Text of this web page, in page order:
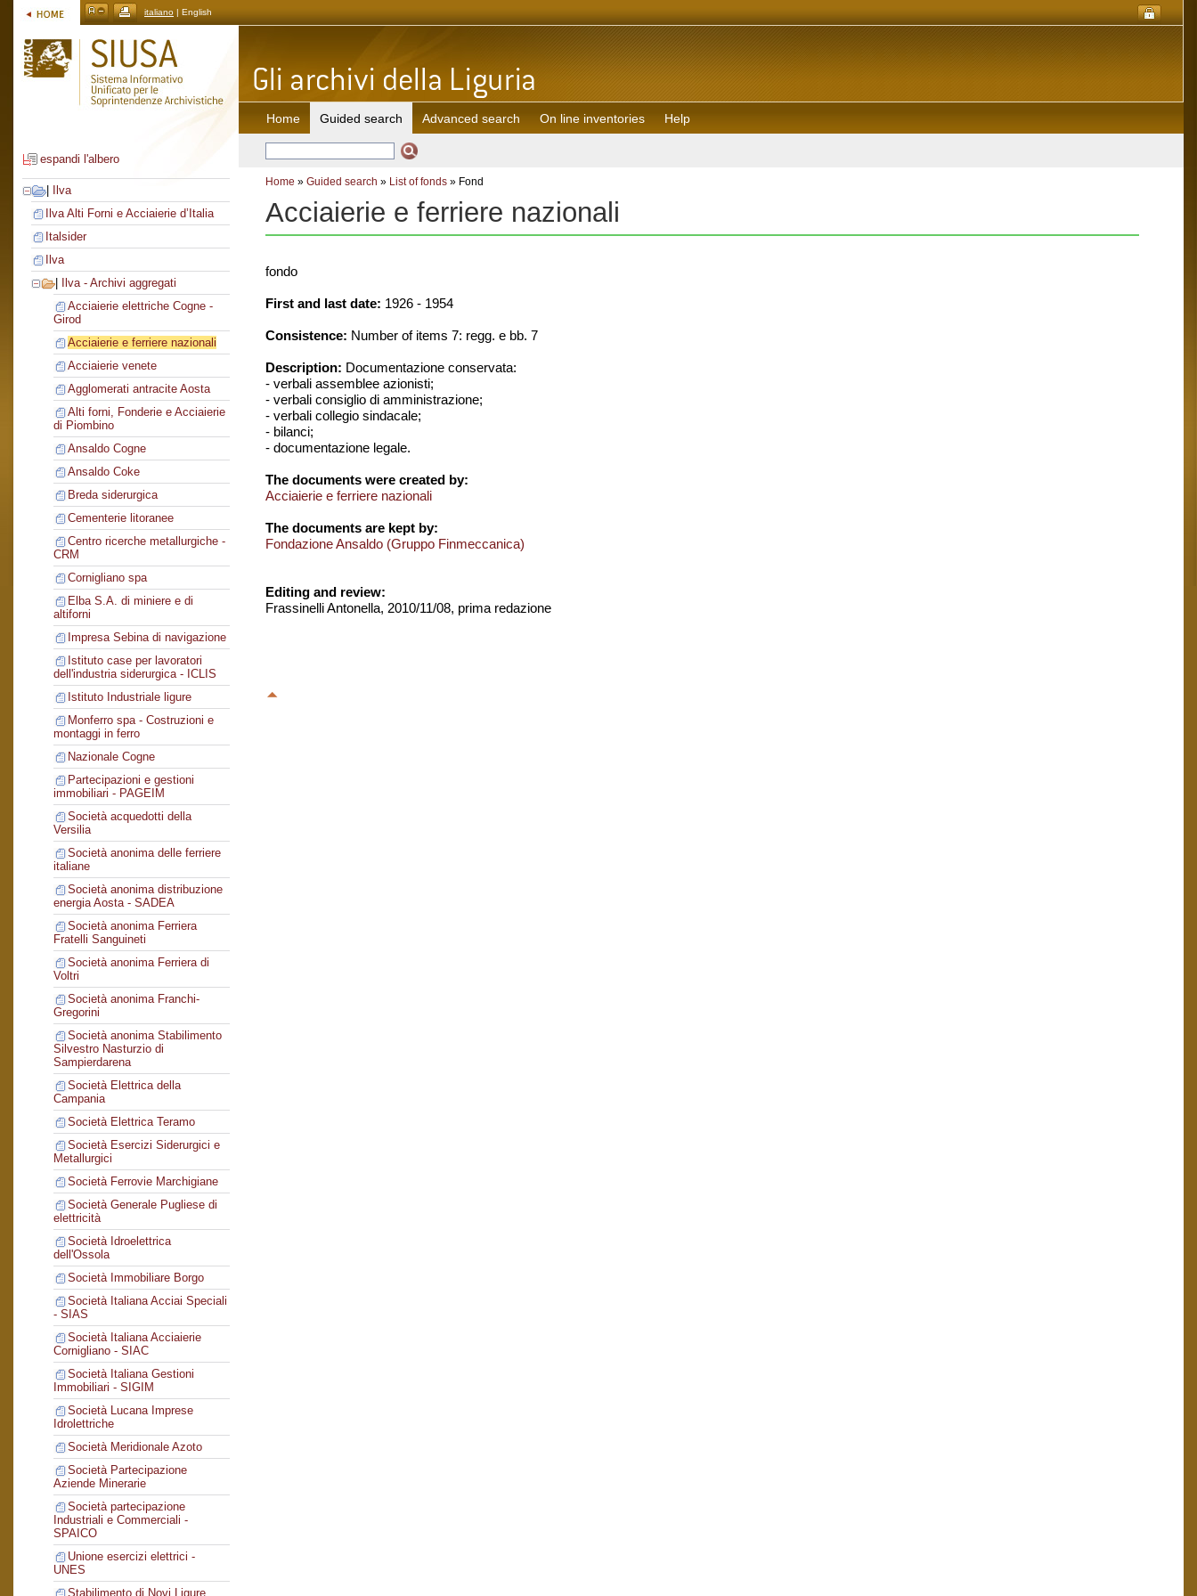
italiano | English
espandi l'albero
Ilva
Ilva Alti Forni e Acciaierie d’Italia
Italsider
Ilva
Ilva - Archivi aggregati
Acciaierie elettriche Cogne -
Girod
Acciaierie e ferriere nazionali
Acciaierie venete
Agglomerati antracite Aosta
Alti forni, Fonderie e Acciaierie
di Piombino
Ansaldo Cogne
Ansaldo Coke
Breda siderurgica
Cementerie litoranee
Centro ricerche metallurgiche -
CRM
Cornigliano spa
Elba S.A. di miniere e di
altiforni
Impresa Sebina di navigazione
Istituto case per lavoratori
dell'industria siderurgica - ICLIS
Istituto Industriale ligure
Monferro spa - Costruzioni e
montaggi in ferro
Nazionale Cogne
Partecipazioni e gestioni
immobiliari - PAGEIM
Società acquedotti della
Versilia
Società anonima delle ferriere
italiane
Società anonima distribuzione
energia Aosta - SADEA
Società anonima Ferriera
Fratelli Sanguineti
Società anonima Ferriera di
Voltri
Società anonima Franchi-
Gregorini
Società anonima Stabilimento
Silvestro Nasturzio di
Sampierdarena
Società Elettrica della
Campania
Società Elettrica Teramo
Società Esercizi Siderurgici e
Metallurgici
Società Ferrovie Marchigiane
Società Generale Pugliese di
elettricità
Società Idroelettrica
dell'Ossola
Società Immobiliare Borgo
Società Italiana Acciai Speciali
- SIAS
Società Italiana Acciaierie
Cornigliano - SIAC
Società Italiana Gestioni
Immobiliari - SIGIM
Società Lucana Imprese
Idrolettriche
Società Meridionale Azoto
Società Partecipazione
Aziende Minerarie
Società partecipazione
Industriali e Commerciali -
SPAICO
Unione esercizi elettrici -
UNES
Stabilimento di Novi Ligure
Home Guided search Advanced search On line inventories Help
Home » Guided search » List of fonds » Fond
Acciaierie e ferriere nazionali
fondo
First and last date: 1926 - 1954
Consistence: Number of items 7: regg. e bb. 7
Description: Documentazione conservata:
- verbali assemblee azionisti;
- verbali consiglio di amministrazione;
- verbali collegio sindacale;
- bilanci;
- documentazione legale.
The documents were created by:
Acciaierie e ferriere nazionali
The documents are kept by:
Fondazione Ansaldo (Gruppo Finmeccanica)
Editing and review:
Frassinelli Antonella, 2010/11/08, prima redazione